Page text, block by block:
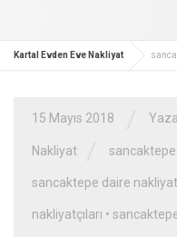
Kartal Evden Eve Nakliyat
15 Mayıs 2018
Nakliyat
sancaktepe daire
nakliyatçıları •